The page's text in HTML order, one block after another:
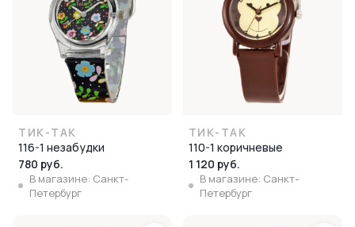
ТИК-ТАК
116-1 незабудки
780 руб.
В магазине: Санкт-
Петербург
ТИК-ТАК
110-1 коричневые
1 120 руб.
В магазине: Санкт-
Петербург